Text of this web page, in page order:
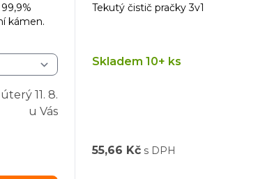
kámen.
úterý 11. 8.
u Vás
Tekutý čistič pračky 3v1
Skladem 10+ ks
55,66 Kč s DPH